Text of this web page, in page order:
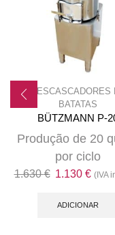
DESCASCADORES
BATATAS
BÜTZMANN P-
Produção de 20
por ciclo
1.630€ O
original
1.130 €O
atual
(IVA
ADICIONAR